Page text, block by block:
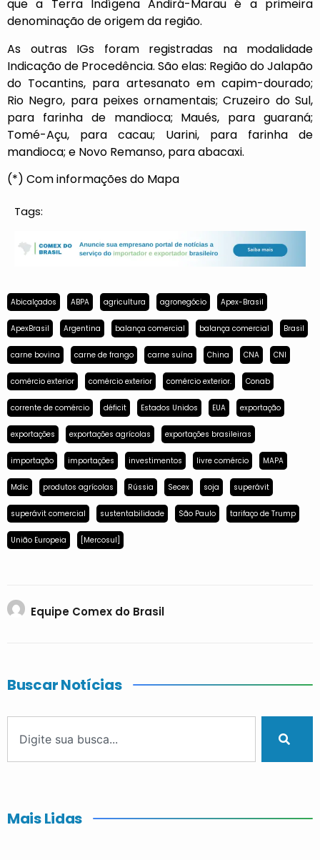
que a Terra Indígena Andirá-Marau é a primeira
denominação de origem da região.
As outras IGs foram registradas na modalidade
Indicação de Procedência. São elas: Região do Jalapão
do Tocantins, para artesanato em capim-dourado;
Rio Negro, para peixes ornamentais; Cruzeiro do Sul,
para farinha de mandioca; Maués, para guaraná;
Tomé-Açu, para cacau; Uarini, para farinha de
mandioca; e Novo Remanso, para abacaxi.
(*) Com informações do Mapa
Tags:
Abicalçados ABPA agricultura agronegócio Apex-Brasil
ApexBrasil Argentina balança comercial balança comercial Brasil
carne bovina carne de frango carne suína China CNA CNI
comércio exterior comércio exterior comércio exterior. Conab
corrente de comércio déficit Estados Unidos EUA exportação
exportações exportações agrícolas exportações brasileiras
importação importações investimentos livre comércio MAPA
Mdic produtos agrícolas Rússia Secex soja superávit
superávit comercial sustentabilidade São Paulo tarifaço de Trump
União Europeia [Mercosul]
Equipe Comex do Brasil
Buscar Notícias
Mais Lidas